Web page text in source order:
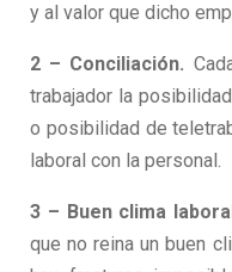
y al valor que dicho
2 – Conciliación.
trabajador la
o posibilidad de
laboral con la personal.
3 – Buen clima
que no reina un buen